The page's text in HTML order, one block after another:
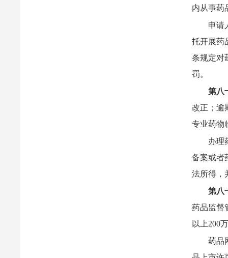
内从事药
申请
托开展药
条规定对
罚。
第八
改正；逾
专业药物
办理
备案或者
法所得，
第八
药品监督
以上200
药品